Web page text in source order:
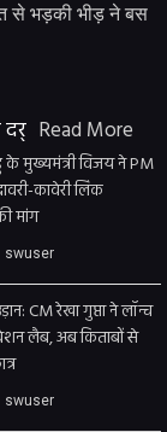
से भड़की भीड़ ने बस
दर् Read More
के मुख्यमंत्री विजय ने PM
कावेरी लिंक
मांग
swuser
CM रेखा गुप्ता ने लॉन्च
लैब, अब किताबों से
swuser